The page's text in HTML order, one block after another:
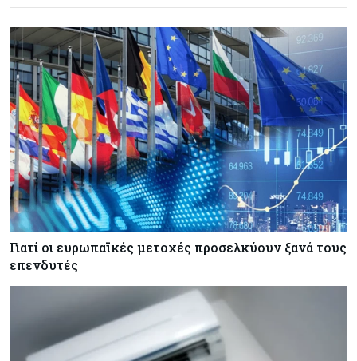
επίκεντρο η επίμονη ακρίβεια
Κόσμος 08-08-2026
Ορμούζ: Πάνω από $510.000 την ημέρα για ένα
VLCC – Η αγορά πληρώνει πλέον τον κίνδυνο
και όχι τα μίλια
Κόσμος 08-08-2026
Αγορές ακινήτων: Οι 10 πιο ακριβές ευρωπαϊκές
πόλεις για αγορά σπιτιού (πίνακας)
Κόσμος
Οι πυρκαγιές κατακαίνε την Ευρώπη, αλλά οι
ζημιές δεν είναι ασφαλισμένες
Κόσμος
Γιατί οι ευρωπαϊκές μετοχές προσελκύουν ξανά τους
επενδυτές